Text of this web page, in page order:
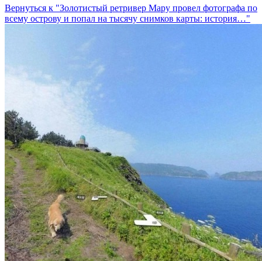
Вернуться к "Золотистый ретривер Мару провел фотографа по
всему острову и попал на тысячу снимков карты: история…"